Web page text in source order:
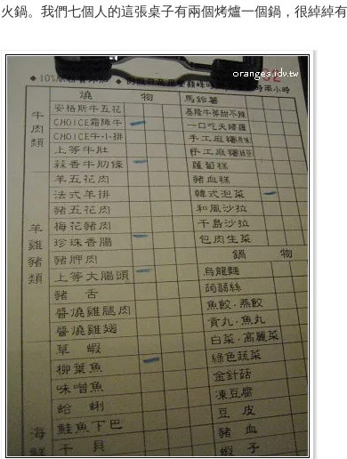
火鍋。我們七個人的這張桌子有兩個烤爐一個鍋，很綽綽